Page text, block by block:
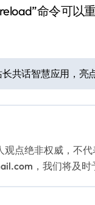
命令可以
共话智慧应用，亮
点绝非权威，不代
，我们将及时